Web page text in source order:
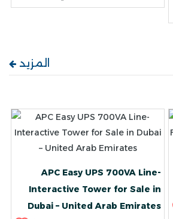
المزيد
APC Easy UPS 700VA Line-
Interactive Tower for Sale in
Dubai – United Arab Emirates